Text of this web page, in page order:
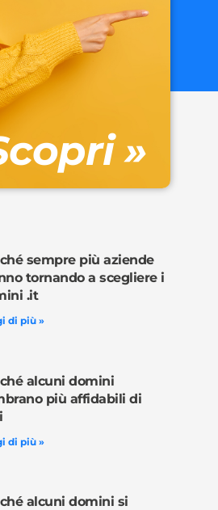
»
sempre più aziende
tornando a scegliere i
.it
di più »
alcuni domini
più affidabili di
di più »
alcuni domini si